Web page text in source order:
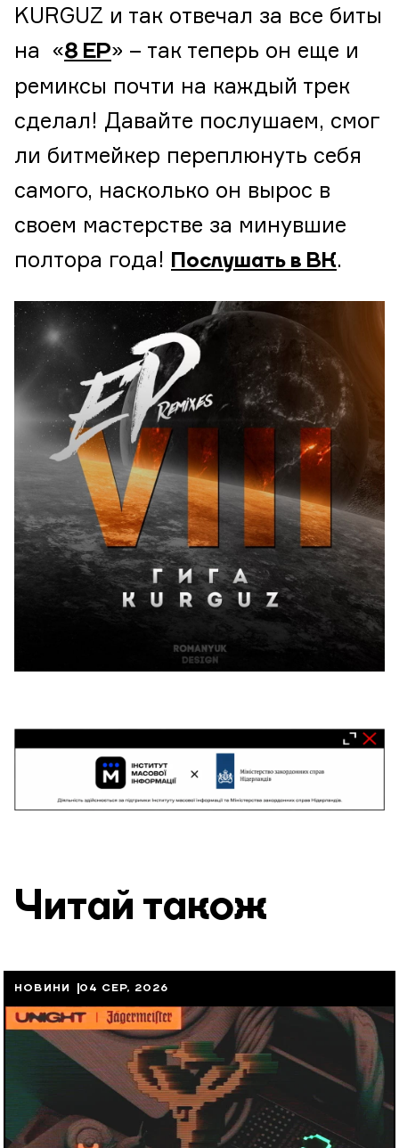
KURGUZ и так отвечал за все биты
на «8 ЕР» – так теперь он еще и
ремиксы почти на каждый трек
сделал! Давайте послушаем, смог
ли битмейкер переплюнуть себя
самого, насколько он вырос в
своем мастерстве за минувшие
полтора года! Послушать в ВК.
Читай також
НОВИНИ 04 СЕР, 2026